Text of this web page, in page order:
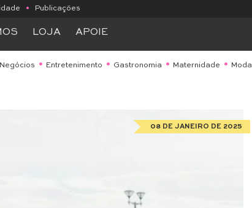
• Publicações
LOJA APOIE
Entretenimento Gastronomia Maternidade Moda
08 DE JANEIRO DE 2025